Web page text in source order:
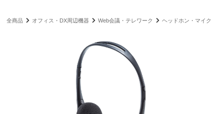
全商品 オフィス・DX周辺機器 Web会議・テレワーク ヘッドホン・マイク